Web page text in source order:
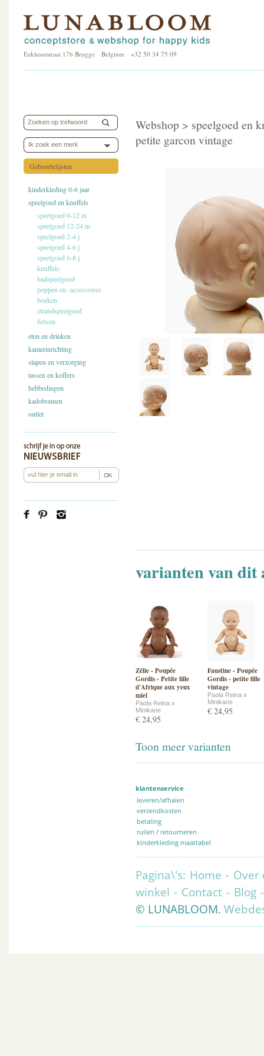
Eekhoutstraat 17b Brugge Belgium +32 50 34 75 09
Ik zoek een merk
Geboortelijsten
kinderkleding 0-6 jaar
speelgoed en knuffels
speelgoed 0-12 m
speelgoed 12-24 m
speelgoed 2-4 j
speelgoed 4-6 j
speelgoed 6-8 j
knuffels
badspeelgoed
poppen en -accessoires
boeken
strandspeelgoed
fietsen
eten en drinken
kamerinrichting
slapen en verzorging
tassen en koffers
hebbedingen
kadobonnen
outlet
Webshop > speelgoed en
petite garcon vintage
varianten van
Zélie - Poupée
Gordis - Petite fille
d'Afrique aux yeux
miel
Paola Reina x
Minikane
€ 24,95
Faustine - Poupée
Gordis - petite fille
vintage
Paola Reina x
Minikane
€ 24,95
Toon meer varianten
klantenservice
leveren/afhalen
verzendkosten
betaling
ruilen / retourneren
kinderkleding maattabel
Pagina\'s: Home - Over
winkel - Contact - Blog
© LUNABLOOM.